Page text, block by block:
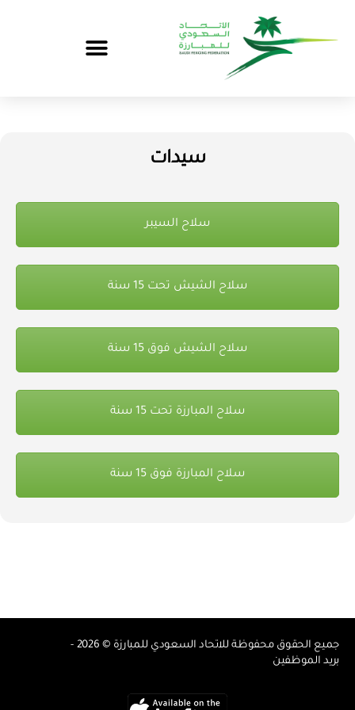
سيدات
سلاح السيبر
سلاح الشيش تحت 15 سنة
سلاح الشيش فوق 15 سنة
سلاح المبارزة تحت 15 سنة
سلاح المبارزة فوق 15 سنة
جميع الحقوق محفوظة للاتحاد السعودي للمبارزة © 2026 -
بريد الموظفين